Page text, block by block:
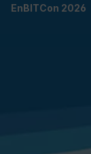
EnBITCon 2026